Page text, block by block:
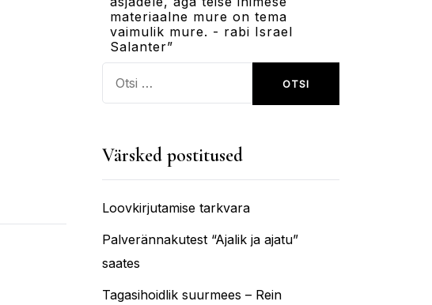
materiaalne mure on tema
vaimulik mure. - rabi Israel
Salanter”
Värsked postitused
Loovkirjutamise tarkvara
Palverännakutest “Ajalik ja ajatu”
saates
Tagasihoidlik suurmees – Rein